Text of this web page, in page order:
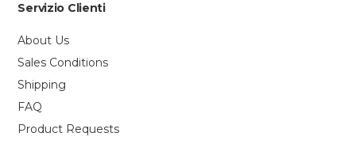
Servizio Clienti
About Us
Sales Conditions
Shipping
FAQ
Product Requests